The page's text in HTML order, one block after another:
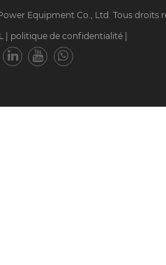
Equipment Co., Ltd. Tous droits
politique de confidentialité